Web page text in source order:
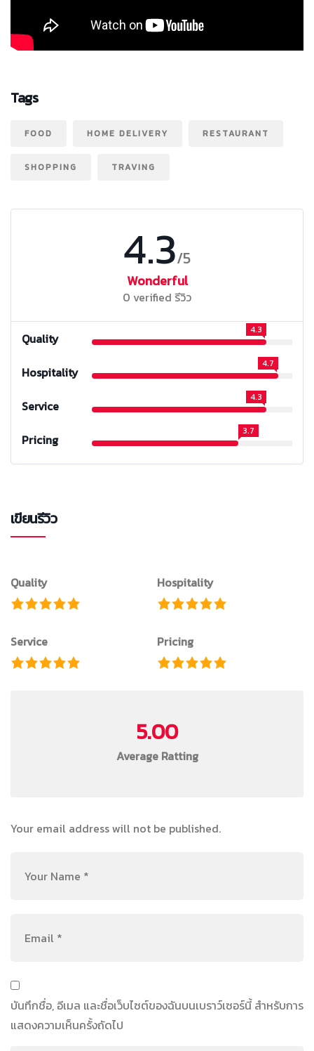
Tags
FOOD HOME DELIVERY RESTAURANT
SHOPPING TRAVING
4.3/5
Wonderful
0 verified รีวิว
Quality
4.3
Hospitality
4.7
Service
4.3
Pricing
3.7
เขียนรีวิว
Quality Hospitality
Service Pricing
5.00
Average Ratting
Your email address will not be published.
บันทึกชื่อ, อีเมล และชื่อเว็บไซต์ของฉันบนเบราว์เซอร์นี้ สำหรับการ
แสดงความเห็นครั้งถัดไป